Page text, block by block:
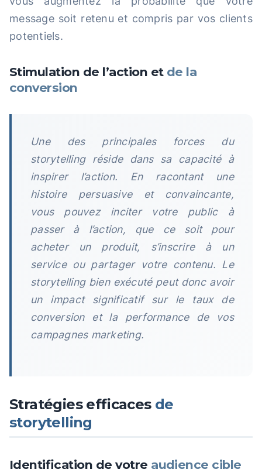
message soit retenu et compris par vos clients
potentiels.
Stimulation de l’action et de la
conversion
Une des principales forces du
storytelling réside dans sa capacité à
inspirer l’action. En racontant une
histoire persuasive et convaincante,
vous pouvez inciter votre public à
passer à l’action, que ce soit pour
acheter un produit, s’inscrire à un
service ou partager votre contenu. Le
storytelling bien exécuté peut donc avoir
un impact significatif sur le taux de
conversion et la performance de vos
campagnes marketing.
Stratégies efficaces de
storytelling
Identification de votre audience cible